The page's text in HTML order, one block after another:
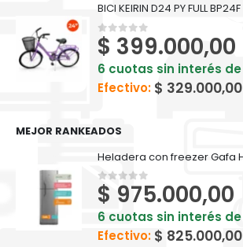
BICI KEIRIN D24 PY FULL BP24F
0out of 5
$ 399.000,00
6 cuotas sin interés de
Efectivo: $ 329.000,00
MEJOR RANKEADOS
0out of 5
$ 975.000,00
6 cuotas sin interés de
Efectivo: $ 825.000,00